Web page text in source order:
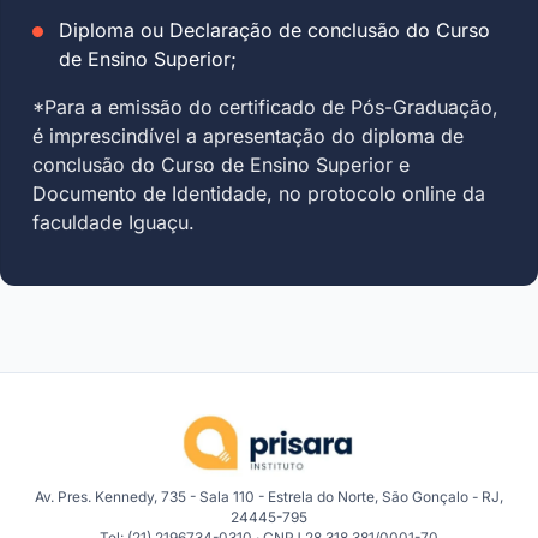
Diploma ou Declaração de conclusão do Curso
de Ensino Superior;
*Para a emissão do certificado de Pós-Graduação,
é imprescindível a apresentação do diploma de
conclusão do Curso de Ensino Superior e
Documento de Identidade, no protocolo online da
faculdade Iguaçu.
Av. Pres. Kennedy, 735 - Sala 110 - Estrela do Norte, São Gonçalo - RJ,
24445-795